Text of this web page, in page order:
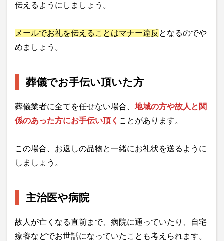
伝えるようにしましょう。
メールでお礼を伝えることはマナー違反 となるのでや
めましょう。
葬儀でお手伝い頂いた方
葬儀業者に全てを任せない場合、 地域の方や故人と関
係のあった方にお手伝い頂く ことがあります。
この場合、お返しの品物と一緒にお礼状を送るように
しましょう。
主治医や病院
故人が亡くなる直前まで、病院に通っていたり、自宅
療養などでお世話になっていたことも考えられます。